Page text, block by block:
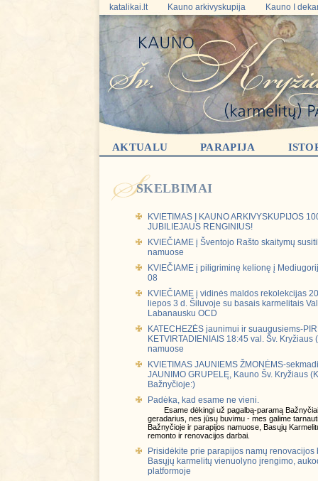
katalikai.lt Kauno arkivyskupija Kauno I
AKTUALU PARAPIJA
SKELBIMAI
KVIETIMAS Į KAUNO ARKIVYSKUPIJOS
JUBILIEJAUS RENGINIUS!
KVIEČIAME į Šventojo Rašto skaitymų
namuose
KVIEČIAME į piligriminę kelionę į
08
KVIEČIAME į vidinės maldos rekolekcijas
liepos 3 d. Šiluvoje su basais karmelitais
Labanausku OCD
KATECHEZĖS jaunimui ir suaugusiems-
KETVIRTADIENIAIS 18:45 val. Šv.
namuose
KVIETIMAS JAUNIEMS ŽMONĖMS-
JAUNIMO GRUPELĘ, Kauno Šv. Kryžiaus
Bažnyčioje:)
Padėka, kad esame ne vieni.
Esame dėkingi už pagalbą-paramą
geradarius, nes jūsų buvimu - mes galime
Bažnyčioje ir parapijos namuose, Basųjų
remonto ir renovacijos darbai.
Prisidėkite prie parapijos namų renovacijos
Basųjų karmelitų vienuolyno įrengimo,
platformoje